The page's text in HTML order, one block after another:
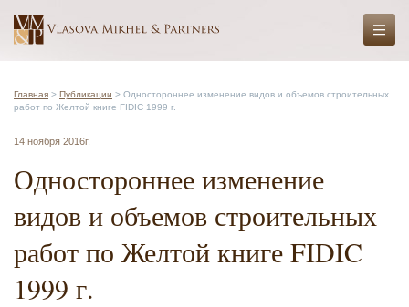
Главная > Публикации > Одностороннее изменение видов и объемов строительных
работ по Желтой книге FIDIC 1999 г.
14 ноября 2016г.
Одностороннее изменение
видов и объемов строительных
работ по Желтой книге FIDIC
1999 г.